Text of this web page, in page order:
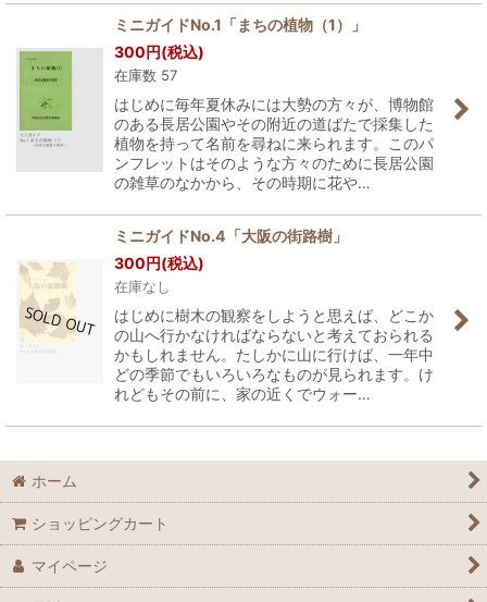
ミニガイドNo.1「まちの植物（1）」
300円(税込)
在庫数 57
はじめに毎年夏休みには大勢の方々が、博物館
のある長居公園やその附近の道ばたで採集した
植物を持って名前を尋ねに来られます。このパ
ンフレットはそのような方々のために長居公園
の雑草のなかから、その時期に花や…
ミニガイドNo.4「大阪の街路樹」
300円(税込)
在庫なし
はじめに樹木の観察をしようと思えば、どこか
の山へ行かなければならないと考えておられる
かもしれません。たしかに山に行けば、一年中
どの季節でもいろいろなものが見られます。け
れどもその前に、家の近くでウォー…
ホーム
ショッピングカート
マイページ